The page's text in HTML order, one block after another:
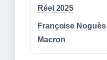
Réel 2025
Françoise Noguès
Macron